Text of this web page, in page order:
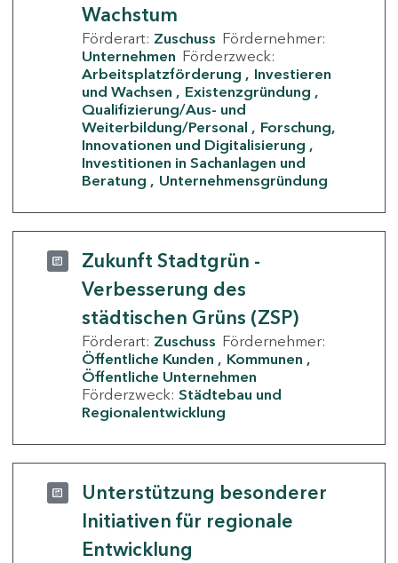
Wachstum
Förderart: Zuschuss Fördernehmer:
Unternehmen Förderzweck:
Arbeitsplatzförderung
Investieren
und Wachsen
Existenzgründung
Qualifizierung/Aus- und
Weiterbildung/Personal
Forschung,
Innovationen und Digitalisierung
Investitionen in Sachanlagen und
Beratung
Unternehmensgründung
Zukunft Stadtgrün -
Verbesserung des
städtischen Grüns (ZSP)
Förderart: Zuschuss Fördernehmer:
Öffentliche Kunden
Kommunen
Öffentliche Unternehmen
Förderzweck: Städtebau und
Regionalentwicklung
Unterstützung besonderer
Initiativen für regionale
Entwicklung